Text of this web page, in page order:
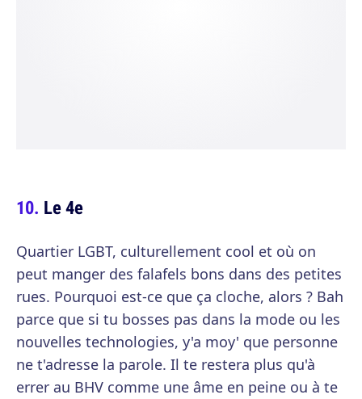
Le 4e
Quartier LGBT, culturellement cool et où on
peut manger des falafels bons dans des petites
rues. Pourquoi est-ce que ça cloche, alors ? Bah
parce que si tu bosses pas dans la mode ou les
nouvelles technologies, y'a moy' que personne
ne t'adresse la parole. Il te restera plus qu'à
errer au BHV comme une âme en peine ou à te